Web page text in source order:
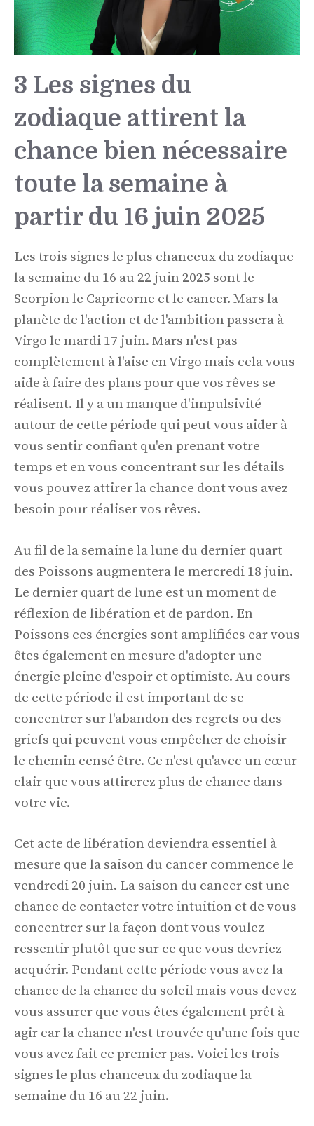
3 Les signes du
zodiaque attirent la
chance bien nécessaire
toute la semaine à
partir du 16 juin 2025
Les trois signes le plus chanceux du zodiaque
la semaine du 16 au 22 juin 2025 sont le
Scorpion le Capricorne et le cancer. Mars la
planète de l'action et de l'ambition passera à
Virgo le mardi 17 juin. Mars n'est pas
complètement à l'aise en Virgo mais cela vous
aide à faire des plans pour que vos rêves se
réalisent. Il y a un manque d'impulsivité
autour de cette période qui peut vous aider à
vous sentir confiant qu'en prenant votre
temps et en vous concentrant sur les détails
vous pouvez attirer la chance dont vous avez
besoin pour réaliser vos rêves.
Au fil de la semaine la lune du dernier quart
des Poissons augmentera le mercredi 18 juin.
Le dernier quart de lune est un moment de
réflexion de libération et de pardon. En
Poissons ces énergies sont amplifiées car vous
êtes également en mesure d'adopter une
énergie pleine d'espoir et optimiste. Au cours
de cette période il est important de se
concentrer sur l'abandon des regrets ou des
griefs qui peuvent vous empêcher de choisir
le chemin censé être. Ce n'est qu'avec un cœur
clair que vous attirerez plus de chance dans
votre vie.
Cet acte de libération deviendra essentiel à
mesure que la saison du cancer commence le
vendredi 20 juin. La saison du cancer est une
chance de contacter votre intuition et de vous
concentrer sur la façon dont vous voulez
ressentir plutôt que sur ce que vous devriez
acquérir. Pendant cette période vous avez la
chance de la chance du soleil mais vous devez
vous assurer que vous êtes également prêt à
agir car la chance n'est trouvée qu'une fois que
vous avez fait ce premier pas. Voici les trois
signes le plus chanceux du zodiaque la
semaine du 16 au 22 juin.